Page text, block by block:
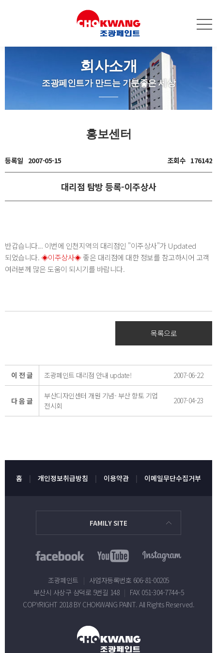
회사소개
조광페인트가 만드는 기분좋은 세상
홍보센터
등록일 2007-05-15 조회수 176142
대리점 탐방 등록-이주상사
반갑습니다... 이번에 인천지역의 대리점인 "이주상사"가 Updated
되었습니다.◈이주상사◈좋은 대리점에 대한 정보를 참고하시어 고객
여러분께 많은 도움이 되시기를 바랍니다.
목록으로
이 전 글 조광페인트 대리점 안내 update! 2007-06-22
다 음 글
부산디자인센터 개원 기념- 부산 향토 기업
전시회
2007-04-23
홈 개인정보취급방침 이용약관 이메일무단수집거부
FAMILY SITE
조광페인트 | 사업자등록번호 606-81-00205
부산시 사상구 삼덕로 5번길 148 | FAX 051-304-7744~5
COPYRIGHT 2018 BY CHOKWANG PAINT. All Rights Reserved.